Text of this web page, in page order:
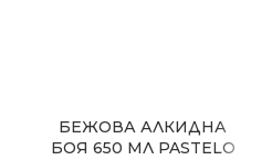
БЕЖОВА АЛКИДНА
БОЯ 650 МЛ PASTELO